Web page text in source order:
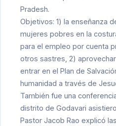
Pradesh.
Objetivos: 1) la enseñanza
mujeres pobres en la
para el empleo por cuenta
otros sastres, 2)
entrar en el Plan de
humanidad a través de
También fue una
distrito de Godavari
Pastor Jacob Rao explicó